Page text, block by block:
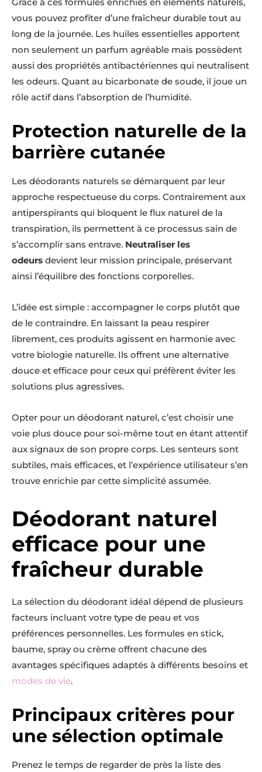
vous pouvez profiter d’une fraîcheur durable tout au
long de la journée. Les huiles essentielles apportent
non seulement un parfum agréable mais possèdent
aussi des propriétés antibactériennes qui neutralisent
les odeurs. Quant au bicarbonate de soude, il joue un
rôle actif dans l’absorption de l’humidité.
Protection naturelle de la
barrière cutanée
Les déodorants naturels se démarquent par leur
approche respectueuse du corps. Contrairement aux
antiperspirants qui bloquent le flux naturel de la
transpiration, ils permettent à ce processus sain de
s’accomplir sans entrave. Neutraliser les
odeurs devient leur mission principale, préservant
ainsi l’équilibre des fonctions corporelles.
L’idée est simple : accompagner le corps plutôt que
de le contraindre. En laissant la peau respirer
librement, ces produits agissent en harmonie avec
votre biologie naturelle. Ils offrent une alternative
douce et efficace pour ceux qui préfèrent éviter les
solutions plus agressives.
Opter pour un déodorant naturel, c’est choisir une
voie plus douce pour soi-même tout en étant attentif
aux signaux de son propre corps. Les senteurs sont
subtiles, mais efficaces, et l’expérience utilisateur s’en
trouve enrichie par cette simplicité assumée.
Déodorant naturel
efficace pour une
fraîcheur durable
La sélection du déodorant idéal dépend de plusieurs
facteurs incluant votre type de peau et vos
préférences personnelles. Les formules en stick,
baume, spray ou crème offrent chacune des
avantages spécifiques adaptés à différents besoins et
modes de vie.
Principaux critères pour
une sélection optimale
Prenez le temps de regarder de près la liste des